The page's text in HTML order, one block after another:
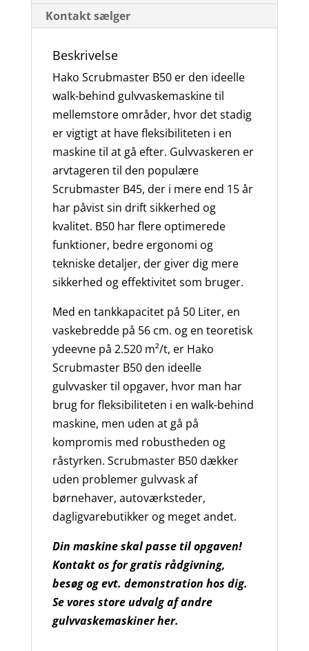
Kontakt sælger
Beskrivelse
Hako Scrubmaster B50 er den ideelle
walk-behind gulvvaskemaskine til
mellemstore områder, hvor det stadig
er vigtigt at have fleksibiliteten i en
maskine til at gå efter. Gulvvaskeren er
arvtageren til den populære
Scrubmaster B45, der i mere end 15 år
har påvist sin drift sikkerhed og
kvalitet. B50 har flere optimerede
funktioner, bedre ergonomi og
tekniske detaljer, der giver dig mere
sikkerhed og effektivitet som bruger.
Med en tankkapacitet på 50 Liter, en
vaskebredde på 56 cm. og en teoretisk
ydeevne på 2.520 m²/t, er Hako
Scrubmaster B50 den ideelle
gulvvasker til opgaver, hvor man har
brug for fleksibiliteten i en walk-behind
maskine, men uden at gå på
kompromis med robustheden og
råstyrken. Scrubmaster B50 dækker
uden problemer gulvvask af
børnehaver, autoværksteder,
dagligvarebutikker og meget andet.
Din maskine skal passe til opgaven!
Kontakt os for gratis rådgivning,
besøg og evt. demonstration hos dig.
Se vores store udvalg af andre
gulvvaskemaskiner her.